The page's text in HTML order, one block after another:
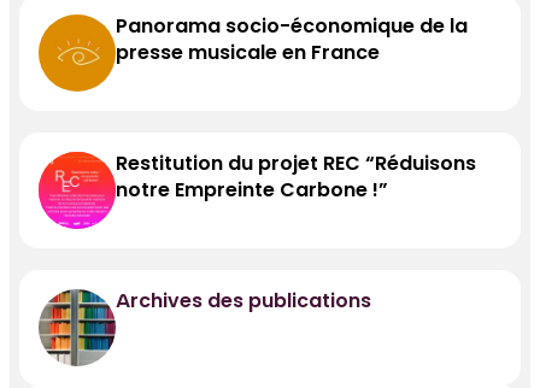
Panorama socio-économique de la
presse musicale en France
Restitution du projet REC “Réduisons
notre Empreinte Carbone !”
Archives des publications